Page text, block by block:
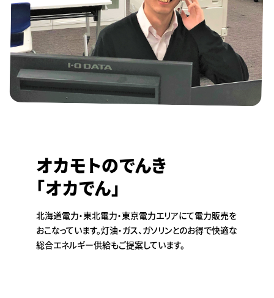
オカモトのでんき
「オカでん」
北海道電力・東北電力・東京電力エリアにて電力販売を
おこなっています。灯油・ガス、ガソリンとのお得で快適な
総合エネルギー供給もご提案しています。